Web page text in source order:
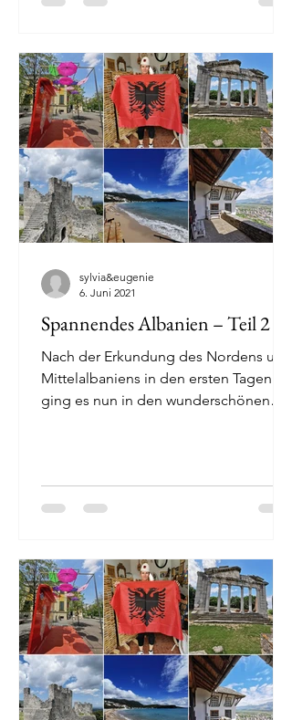
Spannendes Albanien – Teil 2
Nach der Erkundung des Nordens und
Mittelalbaniens in den ersten Tagen
ging es nun in den wunderschönen
sylvia&eugenie
6. Juni 2021